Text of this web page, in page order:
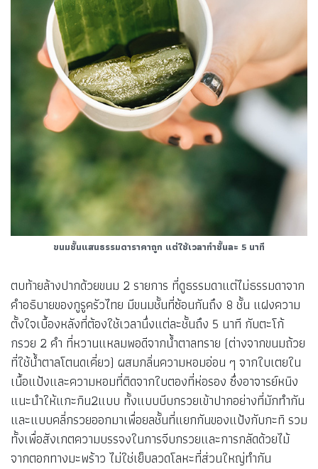
ขนมชั้นแสนธรรมดาราคาถูก แต่ใช้เวลาทำชั้นละ 5 นาที
ตบท้ายล้างปากด้วยขนม 2 รายการ ที่ดูธรรมดาแต่ไม่ธรรมดาจาก
คำอธิบายของกูรูครัวไทย มีขนมชั้นที่ซ้อนกันถึง 8 ชั้น แฝงความ
ตั้งใจเบื้องหลังที่ต้องใช้เวลานึ่งแต่ละชั้นถึง 5 นาที กับตะโก้
กรวย 2 คำ ที่หวานแหลมพอดีจากน้ำตาลทราย (ต่างจากขนมถ้วย
ที่ใช้น้ำตาลโตนดเคี่ยว) ผสมกลิ่นความหอมอ่อน ๆ จากใบเตยใน
เนื้อแป้งและความหอมที่ติดจากใบตองที่ห่อรอง ซึ่งอาจารย์หนิง
แนะนำให้แกะกิน2แบบ ทั้งแบบบีบกรวยเข้าปากอย่างที่มักทำกัน
และแบบคลี่กรวยออกมาเพื่อยลชั้นที่แยกกันของแป้งกับกะทิ รวม
ทั้งเพื่อสังเกตความบรรจงในการจีบกรวยและการกลัดด้วยไม้
จากตอกทางมะพร้าว ไม่ใช่เย็บลวดโลหะที่ส่วนใหญ่ทำกัน